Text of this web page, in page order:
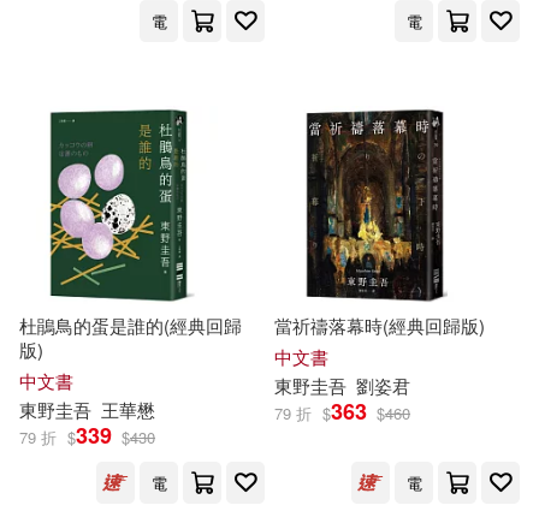
電
電
杜鵑鳥的蛋是誰的(經典回歸
版)
中文書
東野圭吾 王華懋
79 折 $339 $430
電
當祈禱落幕時(經典回歸版)
中文書
東野圭吾 劉姿君
79 折 $363 $460
電